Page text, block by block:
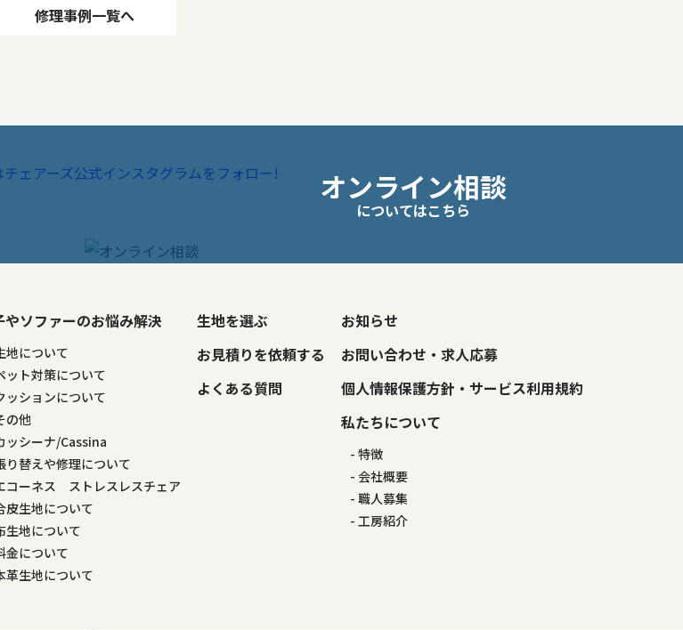
修理事例一覧へ
オンライン相談
についてはこちら
やソファーのお悩み解決
地について
ット対策について
ッションについて
の他
ッシーナ/Cassina
り替えや修理について
コーネス ストレスレスチェア
皮生地について
生地について
金について
革生地について
生地を選ぶ
お見積りを依頼する
よくある質問
お知らせ
お問い合わせ・求人応募
個人情報保護方針・サービス利用規約
私たちについて
特徴
会社概要
職人募集
工房紹介